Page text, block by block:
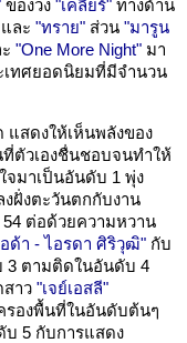
ของวง "เคลียร์" ทางด้าน
และ "ทราย" ส่วน "มารูน
"One More Night" มา
เทศยอดนิยมที่มีจำนวน
สดงให้เห็นพลังของ
ตัวเองชื่นชอบจนทำให้
จมาเป็นอันดับ 1 พุ่ง
งฝั่งตะวันตกกับงาน
54 ต่อด้วยความหวาน
ด้า - ไอรดา ศิริวุฒิ" กับ
3 ตามติดในอันดับ 4
าว "เจย์เอสลี"
รองพื้นที่ในอันดับต้นๆ
5 กับการแสดง